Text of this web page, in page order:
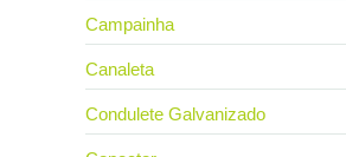
Campainha
Canaleta
Condulete Galvanizado